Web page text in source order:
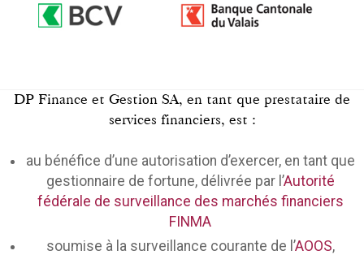
DP Finance et Gestion SA, en tant que prestataire de
services financiers, est :
au bénéfice d’une autorisation d’exercer, en tant que
gestionnaire de fortune, délivrée par l’Autorité
fédérale de surveillance des marchés financiers
FINMA
soumise à la surveillance courante de l’AOOS,